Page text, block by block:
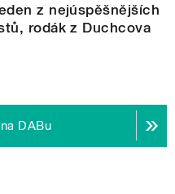
z nejúspěšnějších
rodák z Duchcova
DABu